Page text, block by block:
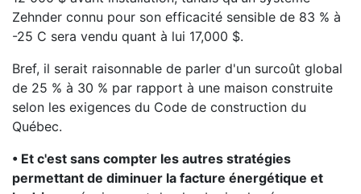
Zehnder connu pour son efficacité sensible de 83 % à
-25 C sera vendu quant à lui 17,000 $.
Bref, il serait raisonnable de parler d'un surcoût global
de 25 % à 30 % par rapport à une maison construite
selon les exigences du Code de construction du
Québec.
• Et c'est sans compter les autres stratégies
permettant de diminuer la facture énergétique et